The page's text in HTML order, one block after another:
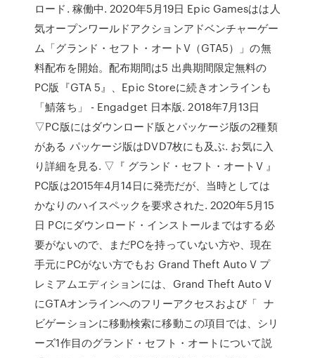
ロード. 稼働中. 2020年5月19日 Epic Gamesはは人
気オープンワールドアクションアドベンチャーゲー
ム「グランド・セフト・オートV（GTA5）」の無
料配布を開始。配布期間は5 出典期間限定無料の
PC版『GTA 5』、Epic Storeに続きオンラインも
「鯖落ち」 - Engadget 日本版. 2018年7月13日
▽PC版にはダウンロード版とパッケージ版の2種類
がある パッケージ版はDVD7枚にも及ぶ. お気に入
り詳細を見る. ▽『 グランド・セフト・オートV 』
PC版は2015年4月14日に発売だが、当時としては
かなりのハイスペックを要求された. 2020年5月15
日 PCにダウンロード・インストールまではする必
要がないので、まだPCを持っていない方や、現在
手元にPCがない方でもお Grand Theft Auto V プ
レミアムエディションには、Grand Theft Auto V
にGTAオンラインへのフリーアクセスおよび「 ナ
ビゲーションに移動検索に移動この項目では、シリ
ーズ1作目のグランド・セフト・オートについて説